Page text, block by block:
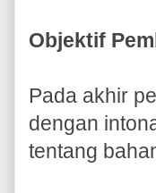
Objektif
Pada akhir
dengan
tentang